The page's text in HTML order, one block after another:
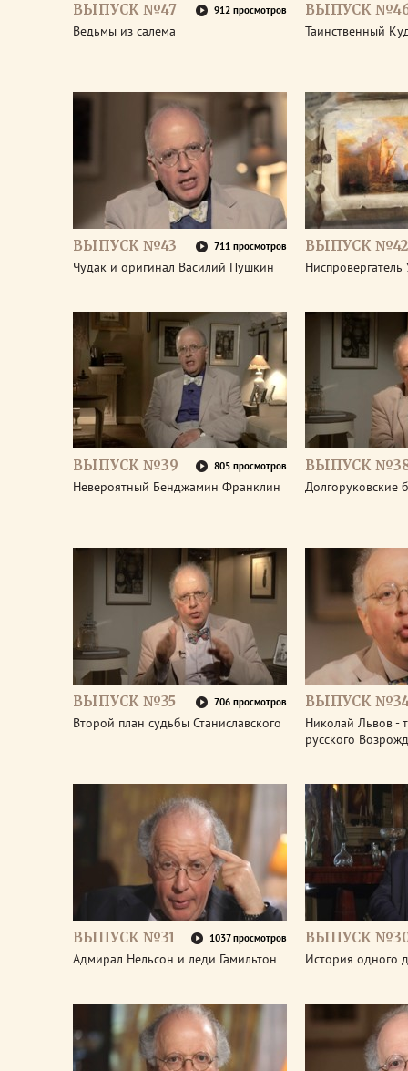
ВЫПУСК №47 912 просмотров
Ведьмы из салема
ВЫПУСК
Таинственный
ВЫПУСК №43 711 просмотров
Чудак и оригинал Василий Пушкин
ВЫПУСК №42
ВЫПУСК №39 805 просмотров
Невероятный Бенджамин Франклин
ВЫПУСК
Долгоруковские
ВЫПУСК №35 706 просмотров
Второй план судьбы Станиславского
ВЫПУСК
Николай Львов -
русского
ВЫПУСК №31 1037 просмотров
Адмирал Нельсон и леди Гамильтон
ВЫПУСК
История одного